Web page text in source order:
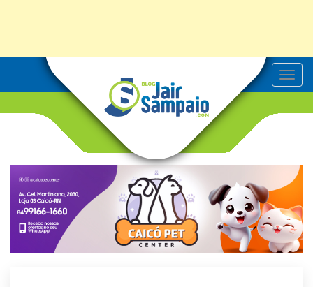
T
o
v
g
t
i
o
n